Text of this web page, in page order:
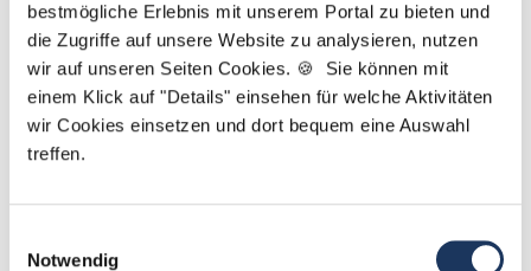
bestmögliche Erlebnis mit unserem Portal zu bieten und
die Zugriffe auf unsere Website zu analysieren, nutzen
wir auf unseren Seiten Cookies. 🍪 Sie können mit
einem Klick auf "Details" einsehen für welche Aktivitäten
wir Cookies einsetzen und dort bequem eine Auswahl
treffen.
Notwendig
Jetzt zur kostenlosen Stellenanfrage
Kontakt
Tel.: +49 (0) 521 / 911 730 44
bewerbung@dzas.de